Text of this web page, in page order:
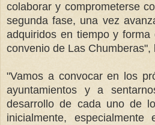
colaborar y comprometerse
segunda fase, una vez
adquiridos en tiempo y forma
convenio de Las Chumberas",
"Vamos a convocar en los
ayuntamientos y a
desarrollo de cada uno de
inicialmente,